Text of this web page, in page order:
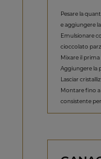
Pesare la
e aggiungere
Emulsionare
cioccolato
Mixare il
Aggiungere la
Lasciar
Montare fino
consistente